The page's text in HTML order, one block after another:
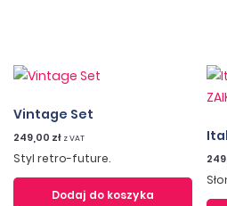
Vintage Set
249,00 zł z VAT
Styl retro-future.
Dodaj do koszyka